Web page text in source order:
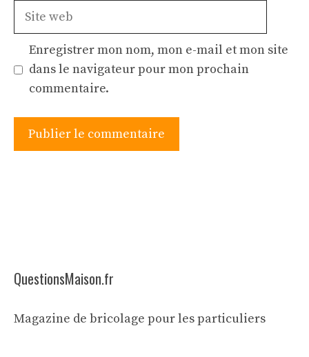
Site
Enregistrer mon nom, mon e-mail et mon site
dans le navigateur pour mon prochain
commentaire.
QuestionsMaison.fr
Magazine de bricolage pour les particuliers